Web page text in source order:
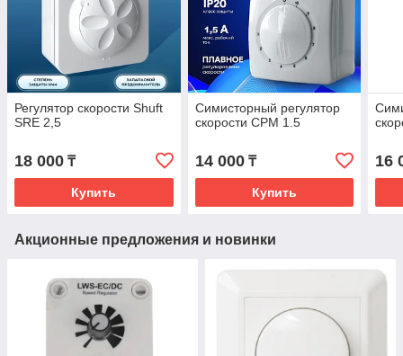
Регулятор скорости Shuft
SRE 2,5
18 000 ₸
Купить
Симисторный регулятор
скорости СРМ 1.5
14 000₸
Купить
16
Акционные предложения и новинки